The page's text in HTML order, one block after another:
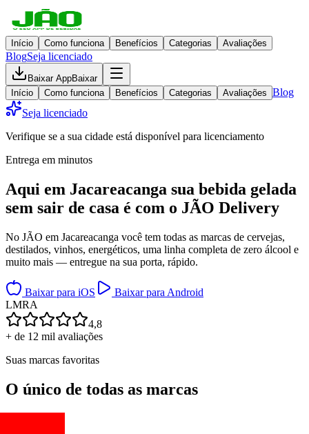
Início Como funciona Benefícios Categorias Avaliações
BlogSeja licenciado
Baixar AppBaixar
Início
Como funciona Benefícios Categorias Avaliações Blog
Seja licenciado
Verifique se a sua cidade está disponível para licenciamento
Entrega em minutos
Aqui em Jacareacanga sua bebida gelada
sem sair de casa é com o JÃO Delivery
No JÃO em Jacareacanga você tem todas as marcas de cervejas,
destilados, vinhos, energéticos, uma linha completa de zero álcool e
muito mais — entregue na sua porta, rápido.
Baixar para iOS
Baixar para Android
LMRA
4,8
+ de 12 mil avaliações
Suas marcas favoritas
O único de todas as marcas